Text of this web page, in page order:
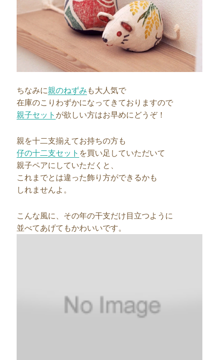
ちなみに親のねずみ も大人気で
在庫のこりわずかになってきておりますので
親子セット が欲しい方はお早めにどうぞ！
親を十二支揃えてお持ちの方も
仔の十二支セット を買い足していただいて
親子ペアにしていただくと、
これまでとは違った飾り方ができるかも
しれませんよ。
こんな風に、その年の干支だけ目立つように
並べてあげてもかわいいです。